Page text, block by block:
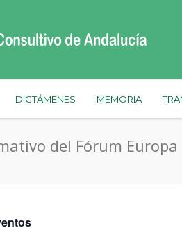
DICTÁMENES MEMORIA
del Fórum Europa